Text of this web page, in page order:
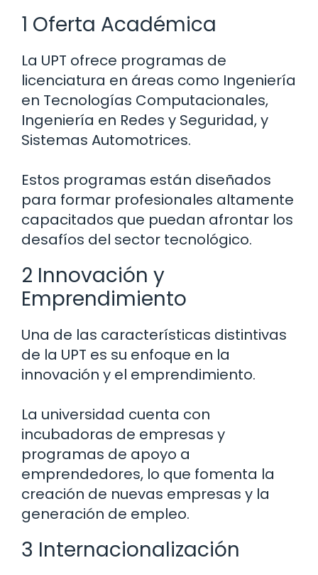
1 Oferta Académica
La UPT ofrece programas de
licenciatura en áreas como Ingeniería
en Tecnologías Computacionales,
Ingeniería en Redes y Seguridad, y
Sistemas Automotrices.
Estos programas están diseñados
para formar profesionales altamente
capacitados que puedan afrontar los
desafíos del sector tecnológico.
2 Innovación y
Emprendimiento
Una de las características distintivas
de la UPT es su enfoque en la
innovación y el emprendimiento.
La universidad cuenta con
incubadoras de empresas y
programas de apoyo a
emprendedores, lo que fomenta la
creación de nuevas empresas y la
generación de empleo.
3 Internacionalización